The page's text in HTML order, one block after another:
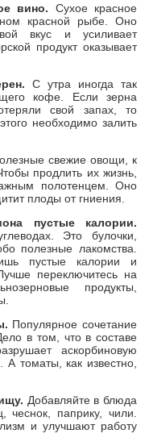
вино. Сухое красное
красной рыбе. Оно
вкус и усиливает
продукт оказывает
С утра иногда так
кофе. Если зерна
свой запах, то
необходимо залить
свежие овощи, к
продлить их жизнь,
полотенцем. Оно
плоды от гниения.
пустые калории.
Это булочки,
полезные лакомства.
пустые калории и
переключитесь на
продукты,
Популярное сочетание
в том, что в составе
аскорбиновую
А томаты, как известно,
Добавляйте в блюда
чеснок, паприку, чили.
и улучшают работу